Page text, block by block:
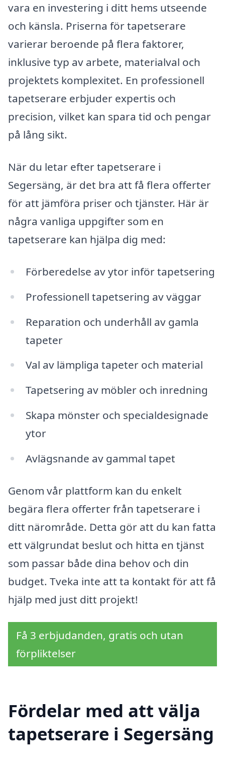
vara en investering i ditt hems utseende
och känsla. Priserna för tapetserare
varierar beroende på flera faktorer,
inklusive typ av arbete, materialval och
projektets komplexitet. En professionell
tapetserare erbjuder expertis och
precision, vilket kan spara tid och pengar
på lång sikt.
När du letar efter tapetserare i
Segersäng, är det bra att få flera offerter
för att jämföra priser och tjänster. Här är
några vanliga uppgifter som en
tapetserare kan hjälpa dig med:
Förberedelse av ytor inför tapetsering
Professionell tapetsering av väggar
Reparation och underhåll av gamla
tapeter
Val av lämpliga tapeter och material
Tapetsering av möbler och inredning
Skapa mönster och specialdesignade
ytor
Avlägsnande av gammal tapet
Genom vår plattform kan du enkelt
begära flera offerter från tapetserare i
ditt närområde. Detta gör att du kan fatta
ett välgrundat beslut och hitta en tjänst
som passar både dina behov och din
budget. Tveka inte att ta kontakt för att få
hjälp med just ditt projekt!
Få 3 erbjudanden, gratis och utan
förpliktelser
Fördelar med att välja
tapetserare i Segersäng